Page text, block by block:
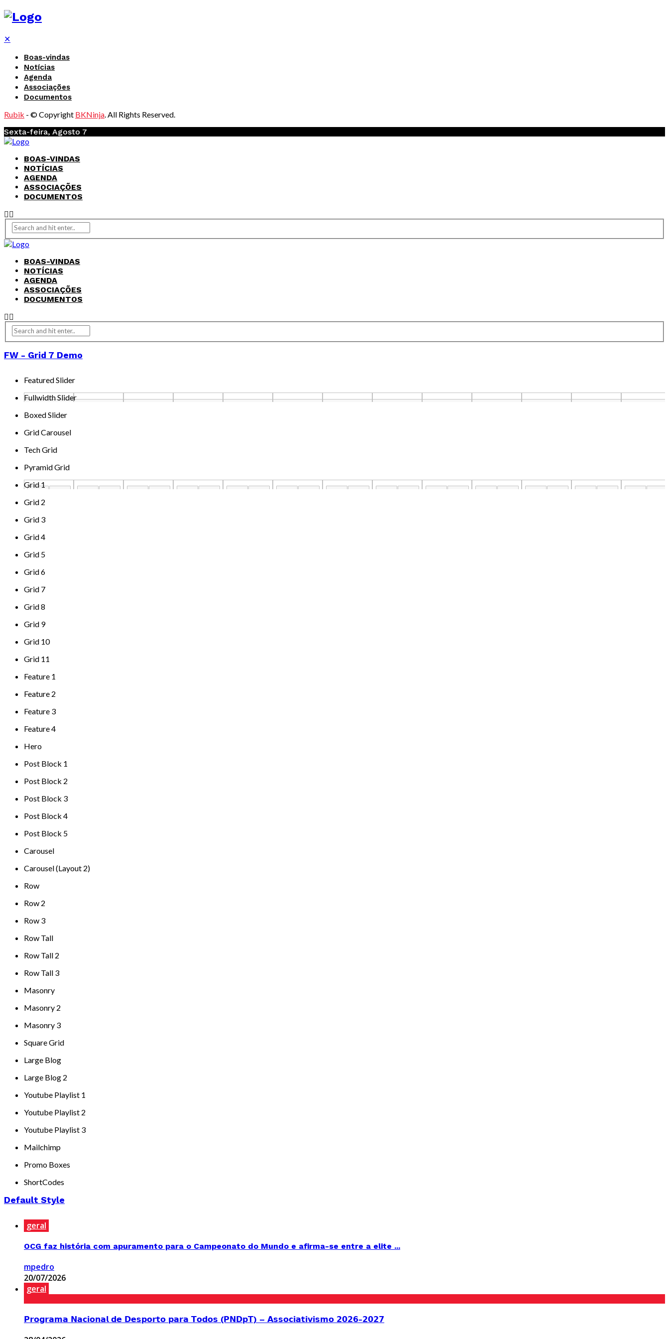
✕
Boas-vindas
Notícias
Agenda
Associações
Documentos
Rubik - © Copyright BKNinja. All Rights Reserved.
Sexta-feira, Agosto 7
BOAS-VINDAS
NOTÍCIAS
AGENDA
ASSOCIAÇÕES
DOCUMENTOS
BOAS-VINDAS
NOTÍCIAS
AGENDA
ASSOCIAÇÕES
DOCUMENTOS
FW - Grid 7 Demo
Featured Slider
Fullwidth Slider
Boxed Slider
Grid Carousel
Tech Grid
Pyramid Grid
Grid 1
Grid 2
Grid 3
Grid 4
Grid 5
Grid 6
Grid 7
Grid 8
Grid 9
Grid 10
Grid 11
Feature 1
Feature 2
Feature 3
Feature 4
Hero
Post Block 1
Post Block 2
Post Block 3
Post Block 4
Post Block 5
Carousel
Carousel (Layout 2)
Row
Row 2
Row 3
Row Tall
Row Tall 2
Row Tall 3
Masonry
Masonry 2
Masonry 3
Square Grid
Large Blog
Large Blog 2
Youtube Playlist 1
Youtube Playlist 2
Youtube Playlist 3
Mailchimp
Promo Boxes
ShortCodes
Default Style
geral
OCG faz história com apuramento para o Campeonato do Mundo e afirma-se entre a elite ...
mpedro
20/07/2026
geral
𝗣𝗿𝗼𝗴𝗿𝗮𝗺𝗮 𝗡𝗮𝗰𝗶𝗼𝗻𝗮𝗹 𝗱𝗲 𝗗𝗲𝘀𝗽𝗼𝗿𝘁𝗼 𝗽𝗮𝗿𝗮 𝗧𝗼𝗱𝗼𝘀 (𝗣𝗡𝗗𝗽𝗧) – 𝗔𝘀𝘀𝗼𝗰𝗶𝗮𝘁𝗶𝘃𝗶𝘀𝗺𝗼 𝟮𝟬𝟮𝟲-𝟮𝟬𝟮𝟳